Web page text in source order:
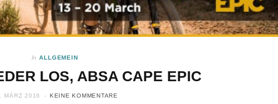
In ALLGEMEIN
LOS, ABSA CAPE EPIC
MÄRZ 2016 KEINE KOMMENTARE